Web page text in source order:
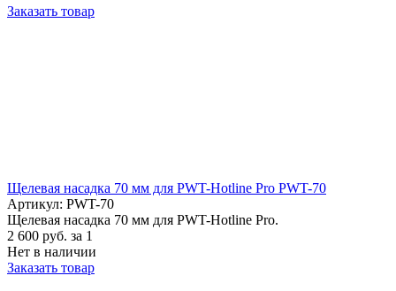
Заказать товар
Щелевая насадка 70 мм для PWT-Hotline Pro PWT-70
Артикул: PWT-70
Щелевая насадка 70 мм для PWT-Hotline Pro.
2 600 руб. за 1
Нет в наличии
Заказать товар